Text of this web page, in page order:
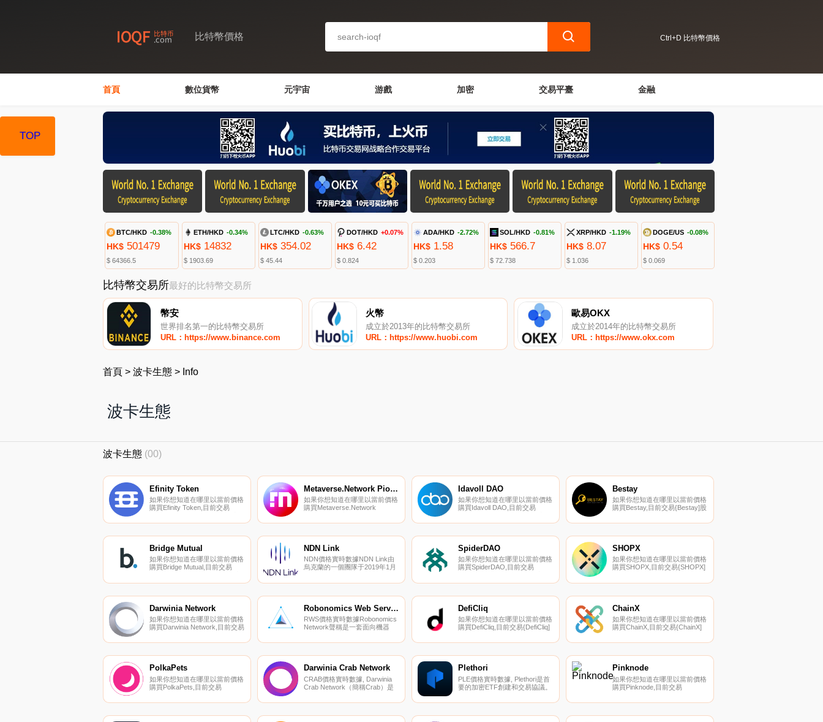
比特幣價格 Ctrl+D 比特幣價格
首頁 數位貨幣 元宇宙 游戲 加密 交易平臺 金融
BTC/HKD -0.38%
HK$ 501479
$ 64366.5
ETH/HKD -0.34%
HK$14832
$ 1903.69
LTC/HKD -0.63%
HK$354.02
$ 45.44
DOT/HKD +0.07%
HK$6.42
$ 0.824
ADA/HKD -2.72%
HK$1.58
$ 0.203
SOL/HKD -0.81%
HK$ 566.7
$ 72.738
XRP/HKD -1.19%
HK$ 8.07
$ 1.036
DOGE/US -0.08%
HK$ 0.54
$ 0.069
比特幣交易所最好的比特幣交易所
幣安
世界排名第一的比特幣交易所
URL：https://www.binance.com
火幣
成立於2013年的比特幣交易所
URL：https://www.huobi.com
歐易OKX
成立於2014年的比特幣交易所
URL：https://www.okx.com
首頁 > 波卡生態 > Info
波卡生態
TOP
波卡生態 (00)
Efinity Token
如果你想知道在哪里以當前價格
購買Efinity Token,目前交易
貨幣交易所是OKX、BTCEX、
上找到其他列表.
Metaverse.Network Pioneer
如果你想知道在哪里以當前價格
購買Metaverse.Network
｛NEERnname｝股票的頂級加
貨幣交易所頁面上找到其他交易
所.
Idavoll DAO
如果你想知道在哪里以當前價格
購買Idavoll DAO,目前交易
幣交易所是Gate.io、LATOKEN
表.
Bestay
如果你想知道在哪里以當前價格
購買Bestay,目前交易{Bestay]股
ProBit Global。您可以在我們的
的家庭共享平臺,已經開發了3年.
Bridge Mutual
如果你想知道在哪里以當前價格
購買Bridge Mutual,目前交易
貨幣交易所是Gate.io、
您可以在我們的加密貨幣交易所
頁面上找到其他列表.
NDN Link
NDN價格實時數據NDN Link由
烏克蘭的一個團隊于2019年1月
術命名數據網絡（NDN）,該技
心的下一代網絡技術,其使命是
促進下一代互聯網應用和服務的
發展.
SpiderDAO
如果你想知道在哪里以當前價格
購買SpiderDAO,目前交易
幣交易所是MEXC。您可以在我
一個硬件支持的DAO,它將多層
硬件和軟件工具捆綁在Polkadot
之上.
SHOPX
如果你想知道在哪里以當前價格
購買SHOPX,目前交易{SHOPX]
Gate.io、MEXC、
以在我們的加密貨幣交易所頁面
上找到其他列表.
Darwinia Network
如果你想知道在哪里以當前價格
購買Darwinia Network,目前交易
加密貨幣交易所是CoinTiger、
的加密貨幣交易所頁面上找到其
他列表.
Robonomics Web Services
RWS價格實時數據Robonomics
Network聲稱是一套面向機器
的開源軟件包.
DefiCliq
如果你想知道在哪里以當前價格
購買DefiCliq,目前交易{DefiCliq]
BitGlobal。您可以在我們的加密
ChainX
如果你想知道在哪里以當前價格
購買ChainX,目前交易{ChainX]
CoinW、KuCoin、Gate.io、
其他列表.
PolkaPets
如果你想知道在哪里以當前價格
購買PolkaPets,目前交易
交易所是Solarbeam。您可以在
Darwinia Crab Network
CRAB價格實時數據, Darwinia
Crab Network（簡稱Crab）是
學意義的金絲雀網絡,Crab的定
Plethori
PLE價格實時數據, Plethori是首
要的加密ETF創建和交易協議。
推動加密貨幣領域的行業和部門
Pinknode
如果你想知道在哪里以當前價格
購買Pinknode,目前交易
交易所是DODO（以太坊）。您